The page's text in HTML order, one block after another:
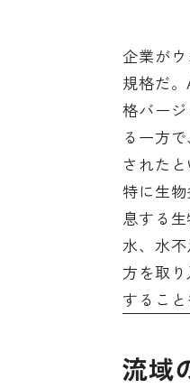
企業が
規格だ
格バー
る一方
されたと
特に生
息する
水、水
方を取
すること
流域